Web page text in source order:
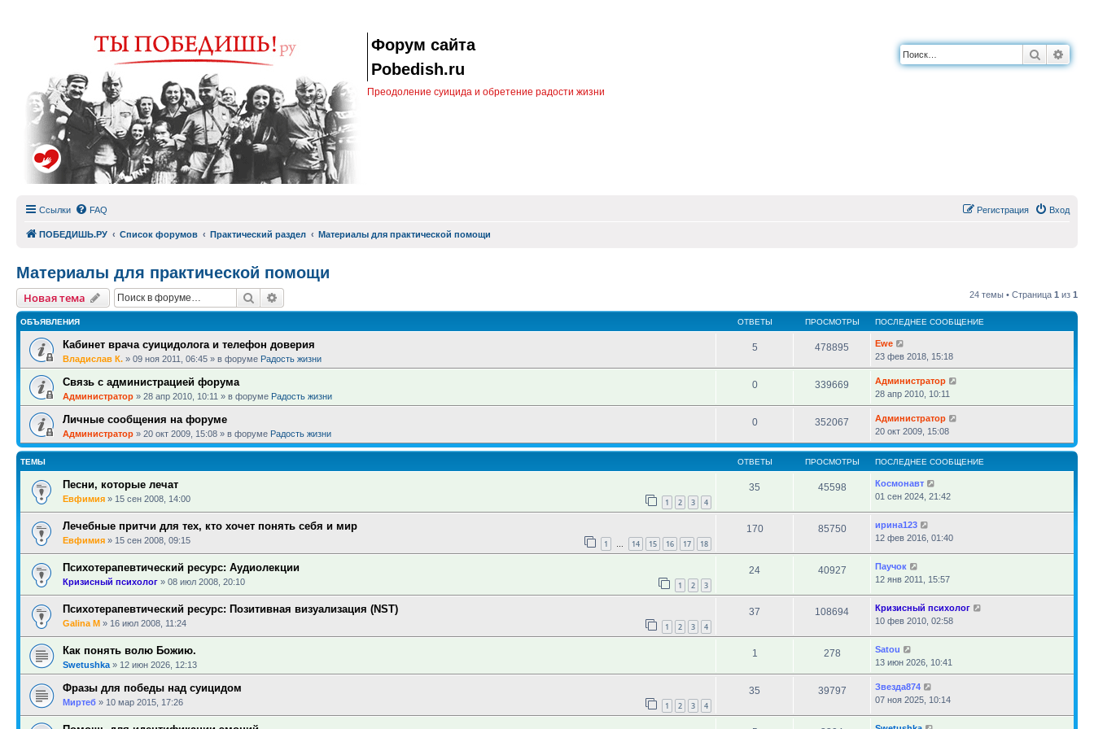
Форум сайта
Pobedish.ru
Преодоление суицида и обретение радости жизни
Поиск
Ссылки FAQ Вход
Регистрация
ПОБЕДИШЬ.РУ Список форумов Практический раздел Материалы для практической помощи
Материалы для практической помощи
Новая тема Поиск 24 темы • Страница 1 из 1
ОБЪЯВЛЕНИЯ ОТВЕТЫ ПРОСМОТРЫ ПОСЛЕДНЕЕ СООБЩЕНИЕ
Кабинет врача суицидолога и телефон доверия
Владислав К. » 09 ноя 2011, 06:45 » в форуме Радость жизни
5 478895
Ewe
23 фев 2018, 15:18
Связь с администрацией форума
Администратор » 28 апр 2010, 10:11 » в форуме Радость жизни
0 339669
Администратор
28 апр 2010, 10:11
Личные сообщения на форуме
Администратор » 20 окт 2009, 15:08 » в форуме Радость жизни
0 352067
Администратор
20 окт 2009, 15:08
ТЕМЫ ОТВЕТЫ ПРОСМОТРЫ ПОСЛЕДНЕЕ СООБЩЕНИЕ
Песни, которые лечат
Евфимия » 15 сен 2008, 14:00 1 2 3 4
35 45598
Космонавт
01 сен 2024, 21:42
Лечебные притчи для тех, кто хочет понять себя и мир
Евфимия » 15 сен 2008, 09:15 1 … 14 15 16 17 18
170 85750
ирина123
12 фев 2016, 01:40
Психотерапевтический ресурс: Аудиолекции
Кризисный психолог » 08 июл 2008, 20:10 1 2 3
24 40927
Паучок
12 янв 2011, 15:57
Психотерапевтический ресурс: Позитивная визуализация (NST)
Galina M » 16 июл 2008, 11:24 1 2 3 4
37 108694
Кризисный психолог
10 фев 2010, 02:58
Как понять волю Божию.
Swetushka » 12 июн 2026, 12:13
1 278
Satou
13 июн 2026, 10:41
Фразы для победы над суицидом
Миртеб » 10 мар 2015, 17:26 1 2 3 4
35 39797
Звезда874
07 ноя 2025, 10:14